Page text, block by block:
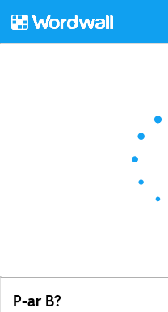
P-ar B?